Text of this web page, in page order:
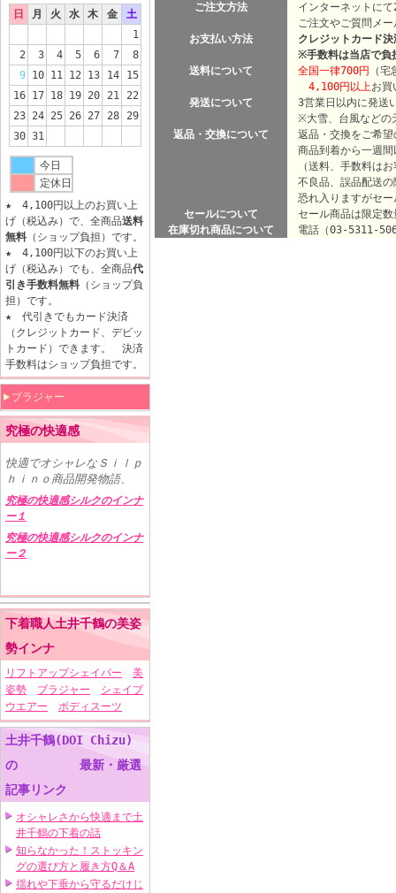
日
月 火 水 木 金
土
1
2
3 4 5 6 7
8
9 10 11 12 13 14
15
16 17 18 19 20 21
22
23 24 25 26 27 28
29
30 31
今日
定休日
★ 4,100円以上のお買い上
げ（税込み）で、全商品送料
無料 （ショップ負担）です。
★ 4,100円以下のお買い上
げ（税込み）でも、全商品代
引き手数料無料 （ショップ負
担）です。
★ 代引きでもカード決済
（クレジットカード、デビッ
トカード）できます。 決済
手数料はショップ負担です。
ブラジャー
究極の快適感
快適でオシャレなＳｉｌｐ
ｈｉｎｏ商品開発物語、
究極の快適感シルクのインナ
ー１
究極の快適感シルクのインナ
ー２
下着職人土井千鶴の美姿
勢インナ
リフトアップシェイパー
美
姿勢
ブラジャー
シェイプ
ウエアー
ボディスーツ
土井千鶴(DOI Chizu)
の 最新・厳選
記事リンク
オシャレさから快適まで土
井千鶴の下着の話
知らなかった！ストッキン
グの選び方と履き方Q＆A
揺れや下垂から守るだけじ
ご注文方法
インターネットにて
ご注文やご質問メー
お支払い方法
クレジットカード決
※手数料は当店で負
送料について
全国一律700円
（
4,100円以上お買
発送について
3営業日以内に発送
※大雪、台風などの
返品・交換について
返品・交換をご希望
商品到着から一週間
（送料、手数料はお
不良品、誤品配送の
恐れ入りますがセー
セールについて
セール商品は限定数
在庫切れ商品について
電話（03-5311-